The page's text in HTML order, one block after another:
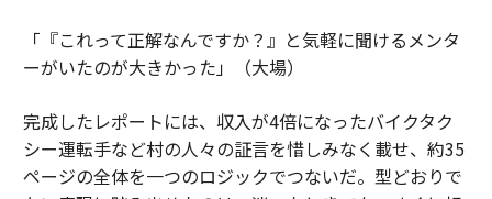
「『これって正解なんですか？』と気軽に聞けるメンタ
ーがいたのが大きかった」（大場）
完成したレポートには、収入が4倍になったバイクタク
シー運転手など村の人々の証言を惜しみなく載せ、約35
ページの全体を一つのロジックでつないだ。型どおりで